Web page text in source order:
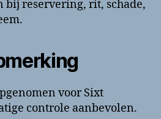
bij reservering, rit, schade,
voor Sixt
controle aanbevolen.